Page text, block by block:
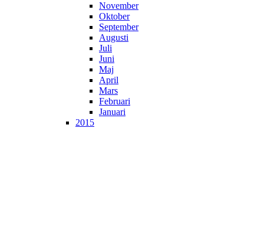
November
Oktober
September
Augusti
Juli
Juni
Maj
April
Mars
Februari
Januari
2015